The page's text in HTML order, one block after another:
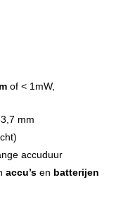
of < 1mW,
mm
accuduur
accu’s en batterijen